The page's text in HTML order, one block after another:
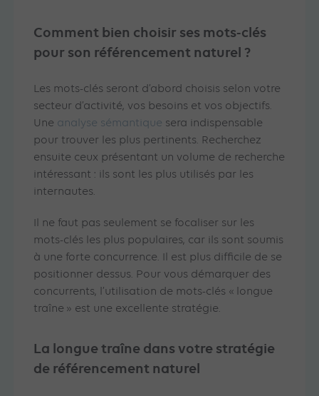
Comment bien choisir ses mots-clés
pour son référencement naturel ?
Les mots-clés seront d’abord choisis selon votre
secteur d’activité, vos besoins et vos objectifs.
Une analyse sémantique sera indispensable
pour trouver les plus pertinents. Recherchez
ensuite ceux présentant un volume de recherche
intéressant : ils sont les plus utilisés par les
internautes.
Il ne faut pas seulement se focaliser sur les
mots-clés les plus populaires, car ils sont soumis
à une forte concurrence. Il est plus difficile de se
positionner dessus. Pour vous démarquer des
concurrents, l’utilisation de mots-clés « longue
traîne » est une excellente stratégie.
La longue traîne dans votre stratégie
de référencement naturel